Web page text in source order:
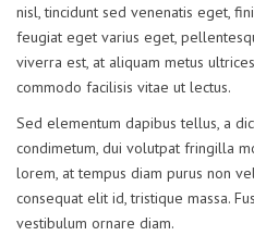
nisl, tincidunt sed venenatis eget,
feugiat eget varius eget,
viverra est, at aliquam metus
commodo facilisis vitae ut lectus.
Sed elementum dapibus tellus, a
condimetum, dui volutpat fringilla
lorem, at tempus diam purus non
consequat elit id, tristique massa.
vestibulum ornare diam.